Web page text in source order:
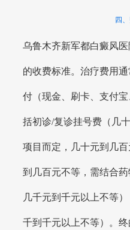
四
乌鲁木齐新军都白癜风
的收费标准。治疗费用
付（现金、刷卡、支付
括初诊/复诊挂号费（几
项目而定，几十元到几
到几百元不等，需结合
几千元到千元以上不等
千到千元以上不等）。